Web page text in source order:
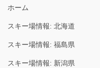
ホーム
スキー場情報: 北海道
スキー場情報: 福島県
スキー場情報: 新潟県